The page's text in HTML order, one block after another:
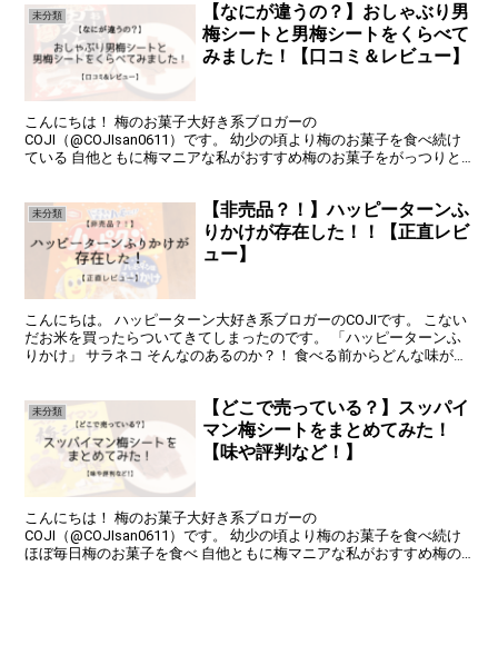
未分類
【なにが違うの？】おしゃぶり男
梅シートと男梅シートをくらべて
みました！【口コミ＆レビュー】
こんにちは！ 梅のお菓子大好き系ブロガーの
COJI（@COJIsan0611）です。 幼少の頃より梅のお菓子を食べ続け
ている 自他ともに梅マニアな私がおすすめ梅のお菓子をがっつりと
未分類
【非売品？！】ハッピーターンふ
りかけが存在した！！【正直レビ
ュー】
こんにちは。 ハッピーターン大好き系ブロガーのCOJIです。 こない
だお米を買ったらついてきてしまったのです。 「ハッピーターンふ
りかけ」 サラネコ そんなのあるのか？！ 食べる前からどんな味がす
未分類
【どこで売っている？】スッパイ
マン梅シートをまとめてみた！
【味や評判など！】
こんにちは！ 梅のお菓子大好き系ブロガーの
COJI（@COJIsan0611）です。 幼少の頃より梅のお菓子を食べ続け
ほぼ毎日梅のお菓子を食べ 自他ともに梅マニアな私がおすすめ梅の